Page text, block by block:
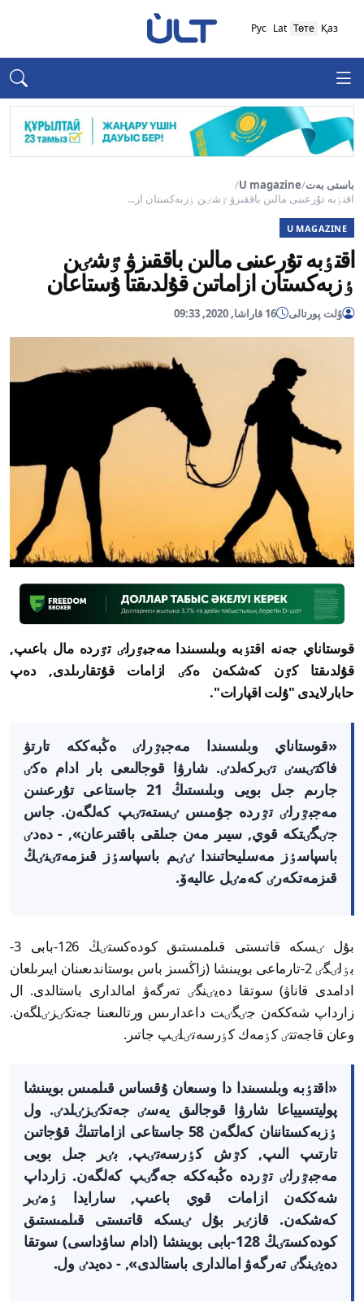
Қаз
Төте
Lat
Рус
باستى بەت/
U magazine
/
اقتٶبە تۇرعىنى مالىن باققىزۋ ٷشٸن ٶزبەكستان از...
U MAGAZINE
اقتٶبە تۇرعىنى مالىن باققىزۋ ٷشٸن
ٶزبەكستان ازاماتىن قۇلدىقتا ۇستاعان
ۇلت پورتالى 16 قاراشا, 2020, 09:33
قوستاناي جەنە اقتٶبە وبلىسىندا مەجبٷرلٸ تٷردە مال باعىپ,
قۇلدىقتا كٷن كەشكەن ەكٸ ازامات قۇتقارىلدى, دەپ
حابارلايدى "ۇلت اقپارات".
«قوستاناي وبلىسىندا مەجبٷرلٸ ەڭبەككە تارتۋ
فاكتٸسٸ تٸركەلدٸ. شارۋا قوجالىعى بار ادام ەكٸ
جارىم جىل بويى وبلىستىڭ 21 جاستاعى تۇرعىنىن
مەجبٷرلٸ تٷردە جۇمىس ٸستەتٸپ كەلگەن. جاس
جٸگٸتكە قوي, سيىر مەن جىلقى باقتىرعان», - دەدٸ
باسپاسٶز مەسليحاتىندا ٸٸم باسپاسٶز قىزمەتٸنٸڭ
قىزمەتكەرٸ كەمٸل عاليەۆ.
بۇل ٸسكە قاتىستى قىلمىستىق كودەكستٸڭ 126-بابى 3-
بٶلٸگٸ 2-تارماعى بويىنشا (زاڭسىز باس بوستاندىعىنان ايىرىلعان
ادامدى قاناۋ) سوتقا دەيٸنگٸ تەرگەۋ امالدارى باستالدى. ال
زارداپ شەككەن جٸگٸت داعدارىس ورتالىعىنا جەتكٸزٸلگەن.
وعان قاجەتتٸ كٶمەك كٶرسەتٸلٸپ جاتىر.
«اقتٶبە وبلىسىندا دا وسىعان ۇقساس قىلمىس بويىنشا
پوليتسيياعا شارۋا قوجالىق يەسٸ جەتكٸزٸلدٸ. ول
ٶزبەكستاننان كەلگەن 58 جاستاعى ازاماتتىڭ قۇجاتىن
تارتىپ الىپ, كٷش كٶرسەتٸپ, بٸر جىل بويى
مەجبٷرلٸ تٷردە ەڭبەككە جەگٸپ كەلگەن. زارداپ
شەككەن ازامات قوي باعىپ, سارايدا ٶمٸر
كەشكەن. قازٸر بۇل ٸسكە قاتىستى قىلمىستىق
كودەكستٸڭ 128-بابى بويىنشا (ادام ساۋداسى) سوتقا
دەيٸنگٸ تەرگەۋ امالدارى باستالدى», - دەيدٸ ول.